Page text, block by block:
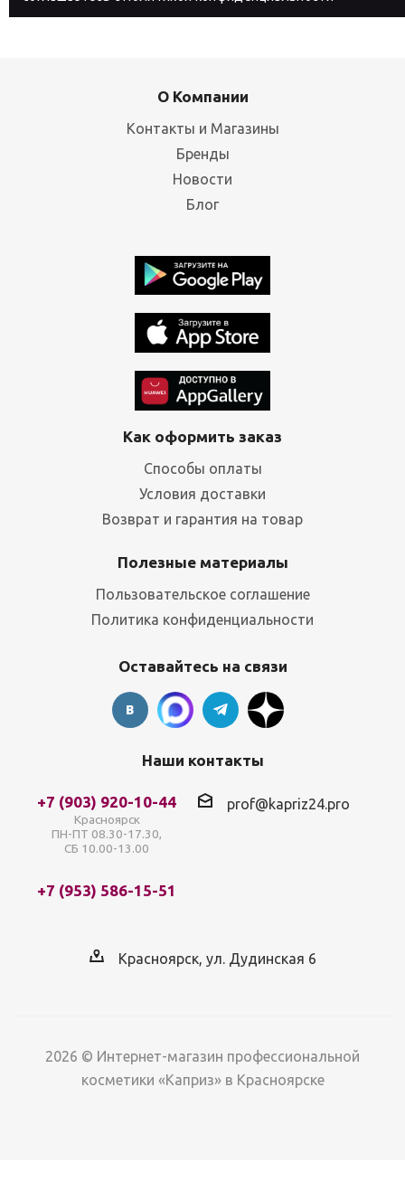
О Компании
Контакты и Магазины
Бренды
Новости
Блог
Как оформить заказ
Способы оплаты
Условия доставки
Возврат и гарантия на товар
Полезные материалы
Пользовательское соглашение
Политика конфиденциальности
Оставайтесь на связи
Наши контакты
+7 (903) 920-10-44
Красноярск
ПН-ПТ 08.30-17.30,
СБ 10.00-13.00
+7 (953) 586-15-51
prof@kapriz24.pro
Красноярск, ул. Дудинская 6
2026 © Интернет-магазин профессиональной
косметики «Каприз» в Красноярске